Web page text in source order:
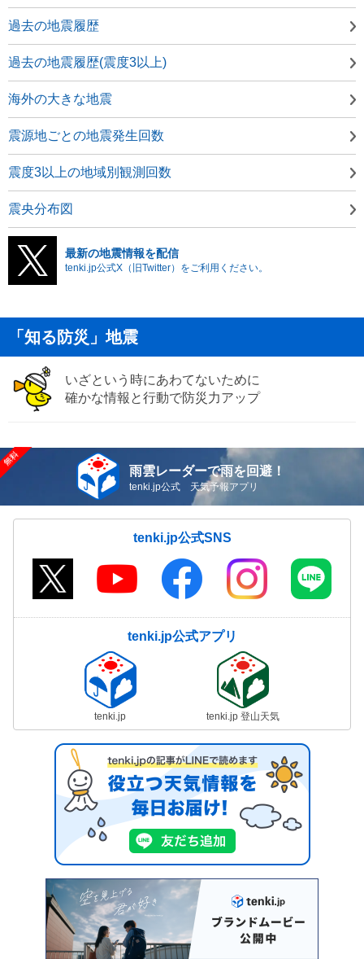
過去の地震履歴
過去の地震履歴(震度3以上)
海外の大きな地震
震源地ごとの地震発生回数
震度3以上の地域別観測回数
震央分布図
最新の地震情報を配信
tenki.jp公式X（旧Twitter）をご利用ください。
「知る防災」地震
いざという時にあわてないために
確かな情報と行動で防災力アップ
雨雲レーダーで雨を回避！
tenki.jp公式 天気予報アプリ
tenki.jp公式SNS
tenki.jp公式アプリ
tenki.jp tenki.jp 登山天気